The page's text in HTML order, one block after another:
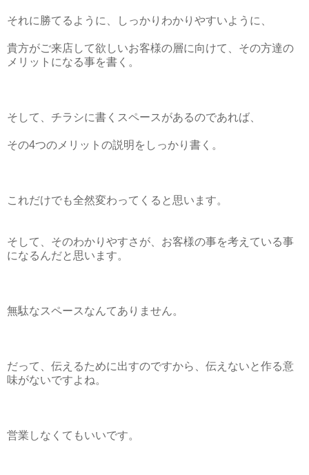
それに勝てるように、しっかりわかりやすいように、
貴方がご来店して欲しいお客様の層に向けて、その方達の
メリットになる事を書く。
そして、チラシに書くスペースがあるのであれば、
その4つのメリットの説明をしっかり書く。
これだけでも全然変わってくると思います。
そして、そのわかりやすさが、お客様の事を考えている事
になるんだと思います。
無駄なスペースなんてありません。
だって、伝えるために出すのですから、伝えないと作る意
味がないですよね。
営業しなくてもいいです。